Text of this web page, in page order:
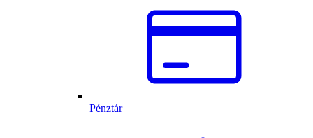
Pénztár